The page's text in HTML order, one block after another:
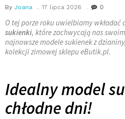
By Joana 17 lipca 2026 0
O tej porze roku uwielbiamy wkładać
sukienki, które zachwycają nas
najnowsze modele sukienek z
kolekcji zimowej sklepu eButik.pl.
Idealny model
chłodne dni!